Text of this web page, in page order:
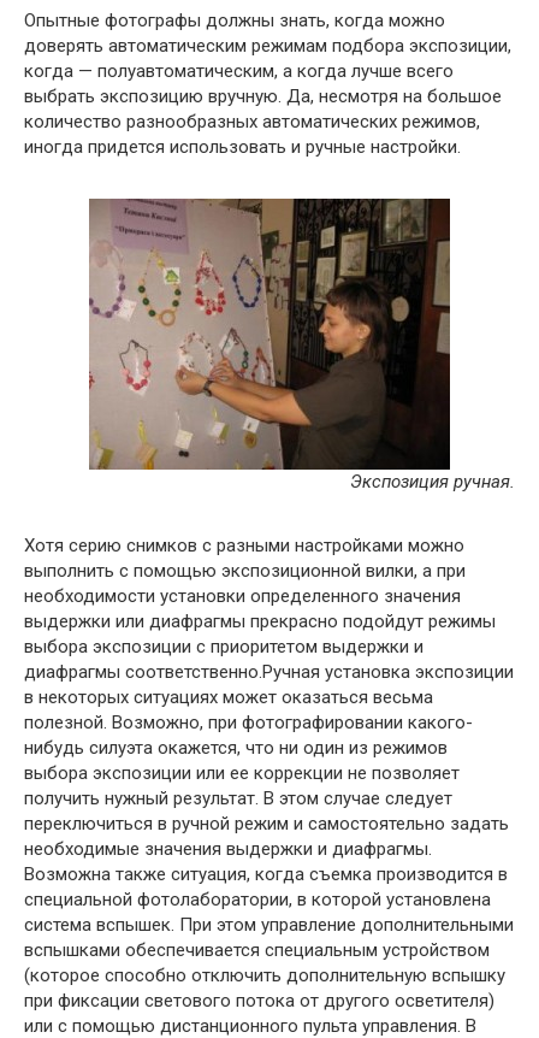
Опытные фотографы должны знать, когда можно
доверять автоматическим режимам подбора экспозиции,
когда — полуавтоматическим, а когда лучше всего
выбрать экспозицию вручную. Да, несмотря на большое
количество разнообразных автоматических режимов,
иногда придется использовать и ручные настройки.
Экспозиция ручная.
Хотя серию снимков с разными настройками можно
выполнить с помощью экспозиционной вилки, а при
необходимости установки определенного значения
выдержки или диафрагмы прекрасно подойдут режимы
выбора экспозиции с приоритетом выдержки и
диафрагмы соответственно.Ручная установка экспозиции
в некоторых ситуациях может оказаться весьма
полезной. Возможно, при фотографировании какого-
нибудь силуэта окажется, что ни один из режимов
выбора экспозиции или ее коррекции не позволяет
получить нужный результат. В этом случае следует
переключиться в ручной режим и самостоятельно задать
необходимые значения выдержки и диафрагмы.
Возможна также ситуация, когда съемка производится в
специальной фотолаборатории, в которой установлена
система вспышек. При этом управление дополнительными
вспышками обеспечивается специальным устройством
(которое способно отключить дополнительную вспышку
при фиксации светового потока от другого осветителя)
или с помощью дистанционного пульта управления. В